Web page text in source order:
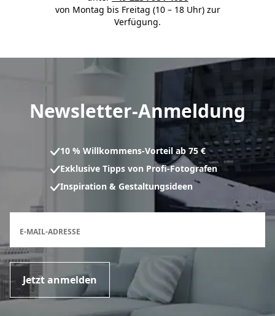
von Montag bis Freitag (10 – 18 Uhr) zur
Verfügung.
Newsletter-Anmeldung
10 % Willkommens-Vorteil ab 75 €
Exklusive Tipps von Profi-Fotografen
Inspiration & Gestaltungsideen
E-MAIL-ADRESSE
Jetzt anmelden